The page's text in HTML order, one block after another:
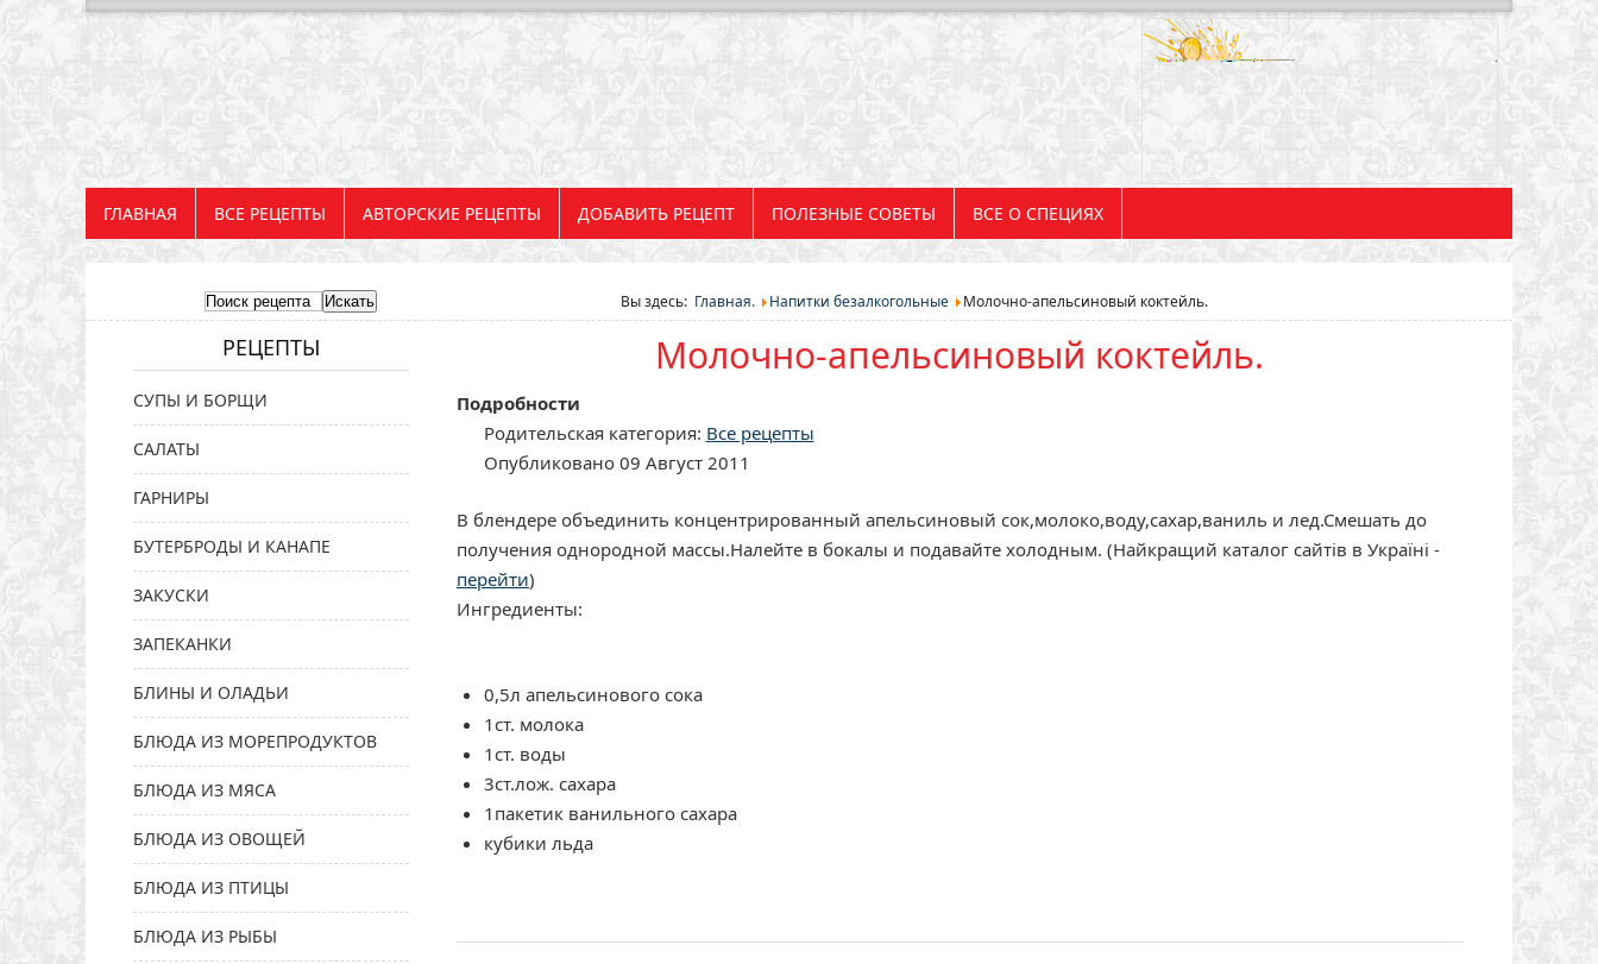
ГЛАВНАЯ ВСЕ РЕЦЕПТЫ АВТОРСКИЕ РЕЦЕПТЫ ДОБАВИТЬ РЕЦЕПТ ПОЛЕЗНЫЕ СОВЕТЫ ВСЕ О СПЕЦИЯХ
Вы здесь: Главная. Напитки безалкогольные Молочно-апельсиновый коктейль.
РЕЦЕПТЫ
СУПЫ И БОРЩИ
САЛАТЫ
ГАРНИРЫ
БУТЕРБРОДЫ И КАНАПЕ
ЗАКУСКИ
ЗАПЕКАНКИ
БЛИНЫ И ОЛАДЬИ
БЛЮДА ИЗ МОРЕПРОДУКТОВ
БЛЮДА ИЗ МЯСА
БЛЮДА ИЗ ОВОЩЕЙ
БЛЮДА ИЗ ПТИЦЫ
БЛЮДА ИЗ РЫБЫ
Молочно-апельсиновый коктейль.
Подробности
Родительская категория: Все рецепты
Опубликовано 09 Август 2011
В блендере объединить концентрированный апельсиновый сок,молоко,воду,сахар,ваниль и лед.Смешать до
получения однородной массы.Налейте в бокалы и подавайте холодным. (Найкращий каталог сайтів в Україні -
перейти)
Ингредиенты:
0,5л апельсинового сока
1ст. молока
1ст. воды
3ст.лож. сахара
1пакетик ванильного сахара
кубики льда